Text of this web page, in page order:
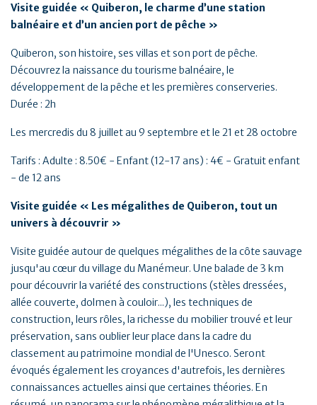
Visite guidée « Quiberon, le charme d’une station
balnéaire et d’un ancien port de pêche »
Quiberon, son histoire, ses villas et son port de pêche.
Découvrez la naissance du tourisme balnéaire, le
développement de la pêche et les premières conserveries.
Durée : 2h
Les mercredis du 8 juillet au 9 septembre et le 21 et 28 octobre
Tarifs : Adulte : 8.50€ - Enfant (12-17 ans) : 4€ - Gratuit enfant
- de 12 ans
Visite guidée « Les mégalithes de Quiberon, tout un
univers à découvrir »
Visite guidée autour de quelques mégalithes de la côte sauvage
jusqu'au cœur du village du Manémeur. Une balade de 3 km
pour découvrir la variété des constructions (stèles dressées,
allée couverte, dolmen à couloir...), les techniques de
construction, leurs rôles, la richesse du mobilier trouvé et leur
préservation, sans oublier leur place dans la cadre du
classement au patrimoine mondial de l'Unesco. Seront
évoqués également les croyances d'autrefois, les dernières
connaissances actuelles ainsi que certaines théories. En